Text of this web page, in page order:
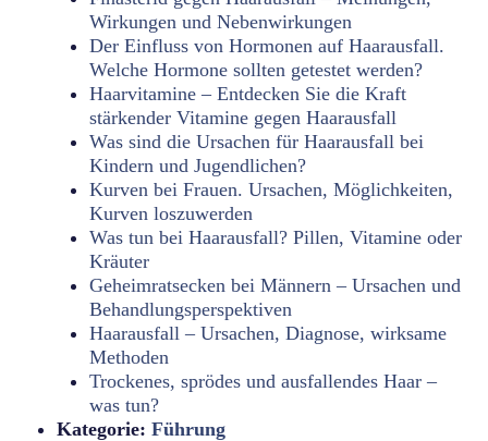
Wirkungen und Nebenwirkungen
Der Einfluss von Hormonen auf Haarausfall.
Welche Hormone sollten getestet werden?
Haarvitamine – Entdecken Sie die Kraft
stärkender Vitamine gegen Haarausfall
Was sind die Ursachen für Haarausfall bei
Kindern und Jugendlichen?
Kurven bei Frauen. Ursachen, Möglichkeiten,
Kurven loszuwerden
Was tun bei Haarausfall? Pillen, Vitamine oder
Kräuter
Geheimratsecken bei Männern – Ursachen und
Behandlungsperspektiven
Haarausfall – Ursachen, Diagnose, wirksame
Methoden
Trockenes, sprödes und ausfallendes Haar –
was tun?
Kategorie:Führung